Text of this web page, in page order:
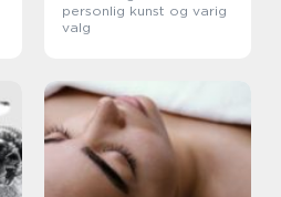
personlig kunst og varig
valg